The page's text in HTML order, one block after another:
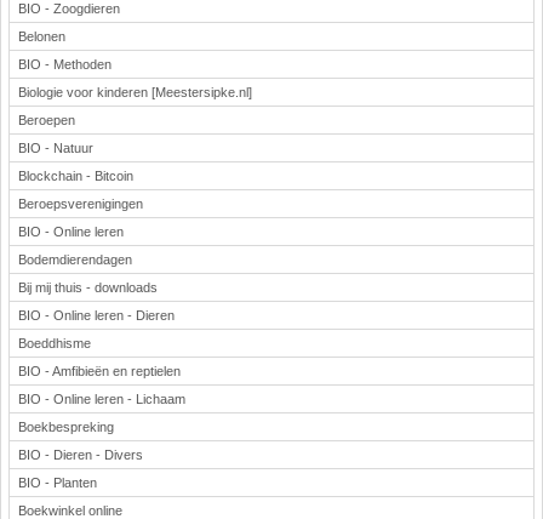
BIO - Zoogdieren
Belonen
BIO - Methoden
Biologie voor kinderen [Meestersipke.nl]
Beroepen
BIO - Natuur
Blockchain - Bitcoin
Beroepsverenigingen
BIO - Online leren
Bodemdierendagen
Bij mij thuis - downloads
BIO - Online leren - Dieren
Boeddhisme
BIO - Amfibieën en reptielen
BIO - Online leren - Lichaam
Boekbespreking
BIO - Dieren - Divers
BIO - Planten
Boekwinkel online